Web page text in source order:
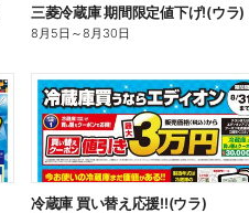
三菱冷蔵庫 期間限定値下げ!(ウラ)
8月5日 ～8月30日
冷蔵庫 買い替え応援!!(ウラ)